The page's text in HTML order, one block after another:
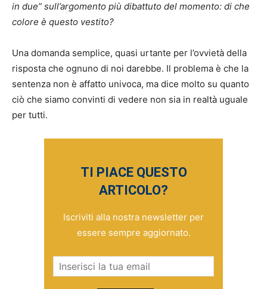
in due” sull’argomento più dibattuto del momento: di che
colore è questo vestito?
Una domanda semplice, quasi urtante per l’ovvietà della
risposta che ognuno di noi darebbe. Il problema è che la
sentenza non è affatto univoca, ma dice molto su quanto
ciò che siamo convinti di vedere non sia in realtà uguale
per tutti.
TI PIACE QUESTO
ARTICOLO?
Iscriviti alla nostra newsletter per
essere sempre aggiornato.